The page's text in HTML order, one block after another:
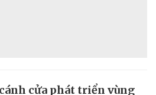
cửa phát triển vùng